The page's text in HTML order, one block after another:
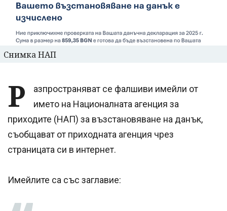
Снимка НАП
Р
азпространяват се фалшиви имейли от
името на Националната агенция за
приходите (НАП) за възстановяване на данък,
съобщават от приходната агенция чрез
страницата си в интернет.
Имейлите са със заглавие: